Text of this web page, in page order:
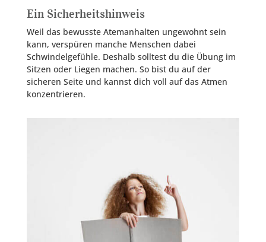
Ein Sicherheitshinweis
Weil das bewusste Atemanhalten ungewohnt sein
kann, verspüren manche Menschen dabei
Schwindelgefühle. Deshalb solltest du die Übung im
Sitzen oder Liegen machen. So bist du auf der
sicheren Seite und kannst dich voll auf das Atmen
konzentrieren.